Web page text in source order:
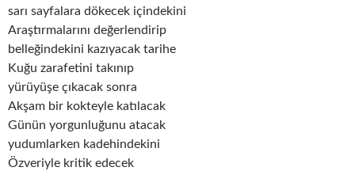
sarı sayfalara dökecek içindekini
Araştırmalarını değerlendirip
belleğindekini kazıyacak tarihe
Kuğu zarafetini takınıp
yürüyüşe çıkacak sonra
Akşam bir kokteyle katılacak
Günün yorgunluğunu atacak
yudumlarken kadehindekini
Özveriyle kritik edecek